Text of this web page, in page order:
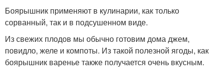
Боярышник применяют в кулинарии, как только
сорванный, так и в подсушенном виде.
Из свежих плодов мы обычно готовим дома джем,
повидло, желе и компоты. Из такой полезной ягоды, как
боярышник варенье также получается очень вкусным.